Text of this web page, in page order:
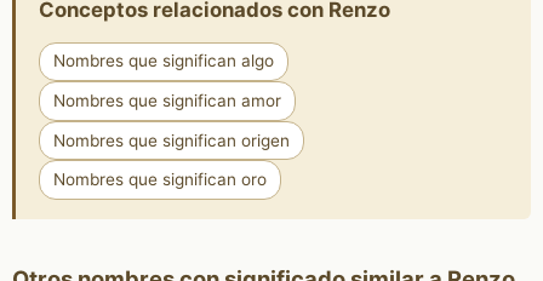
Conceptos relacionados con Renzo
Nombres que significan algo
Nombres que significan amor
Nombres que significan origen
Nombres que significan oro